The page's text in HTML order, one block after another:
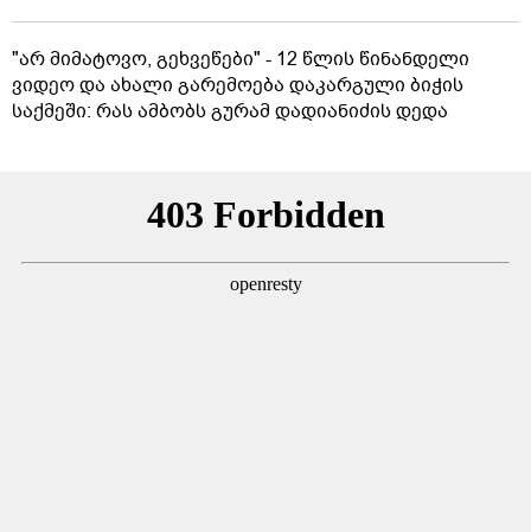
"არ მიმატოვო, გეხვეწები" - 12 წლის წინანდელი
ვიდეო და ახალი გარემოება დაკარგული ბიჭის
საქმეში: რას ამბობს გურამ დადიანიძის დედა